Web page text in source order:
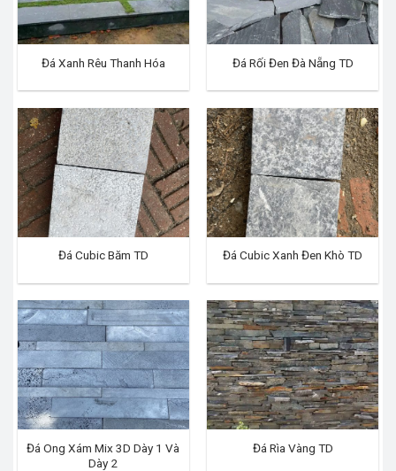
Đá Xanh Rêu Thanh Hóa Đá Rối Đen Đà Nẵng TD
Đá Cubic Băm TD Đá Cubic Xanh Đen Khò TD
Đá Ong Xám Mix 3D Dày 1 Và
Dày 2
Đá Rìa Vàng TD